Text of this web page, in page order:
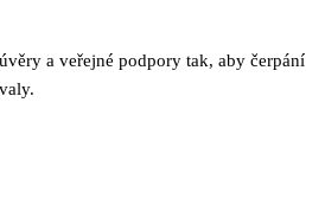
a veřejné podpory tak, aby čerpání